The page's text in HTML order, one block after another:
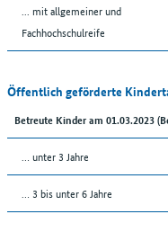
... mit allgemeiner und
Fachhochschulreife
Öffentlich geförderte
Betreute Kinder am 01.03.2023
… unter 3 Jahre
… 3 bis unter 6 Jahre